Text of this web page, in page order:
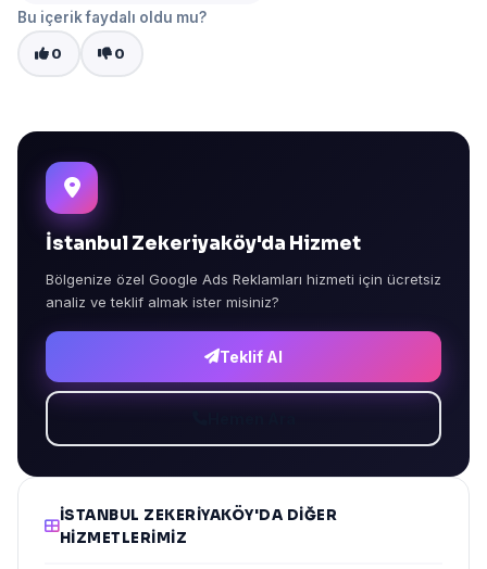
Bu içerik faydalı oldu mu?
0 0
İstanbul Zekeriyaköy'da Hizmet
Bölgenize özel Google Ads Reklamları hizmeti için ücretsiz
analiz ve teklif almak ister misiniz?
Teklif Al
İSTANBUL ZEKERIYAKÖY'DA DIĞER
HIZMETLERIMIZ